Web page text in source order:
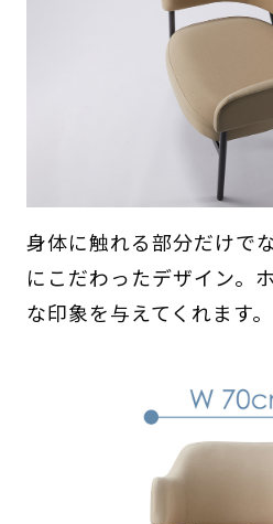
身体に触れる部分だけで
にこだわったデザイン。
な印象を与えてくれます。